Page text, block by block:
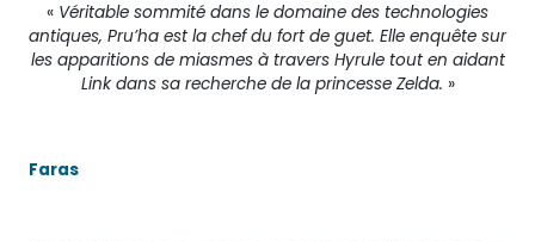
« Véritable sommité dans le domaine des technologies
antiques, Pru’ha est la chef du fort de guet. Elle enquête sur
les apparitions de miasmes à travers Hyrule tout en aidant
Link dans sa recherche de la princesse Zelda. »
Faras